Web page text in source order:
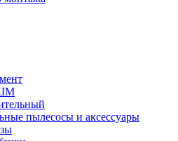
пылесосы и аксессуары